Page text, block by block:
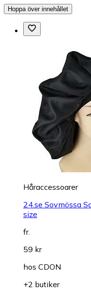
Hoppa över innehållet
Håraccessoarer
24.se Sovmössa
size
fr.
59 kr
hos CDON
+2 butiker